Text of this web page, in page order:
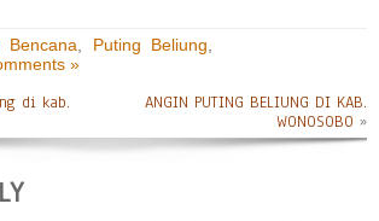
Bencana Puting Beliung
»
di kab.
ANGIN PUTING BELIUNG DI KAB.
WONOSOBO »